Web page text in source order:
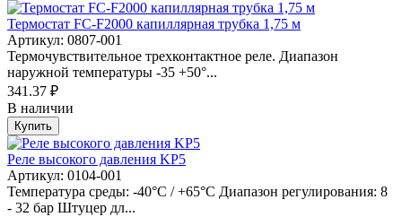
Термостат FC-F2000 капиллярная трубка 1,75 м
Артикул: 0807-001
Термочувствительное трехконтактное реле. Диапазон
наружной температуры -35 +50°...
341.37 ₽
В наличии
Купить
Реле высокого давления KP5
Артикул: 0104-001
Температура среды: -40°C / +65°C Диапазон регулирования: 8
- 32 бар Штуцер дл...